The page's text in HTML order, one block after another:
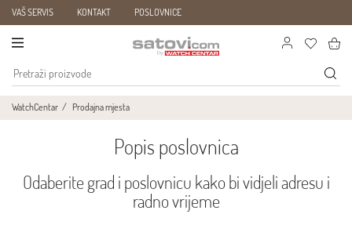
VAŠ SERVIS KONTAKT POSLOVNICE
WatchCentar Prodajna mjesta
Popis poslovnica
Odaberite grad i poslovnicu kako bi vidjeli adresu i
radno vrijeme